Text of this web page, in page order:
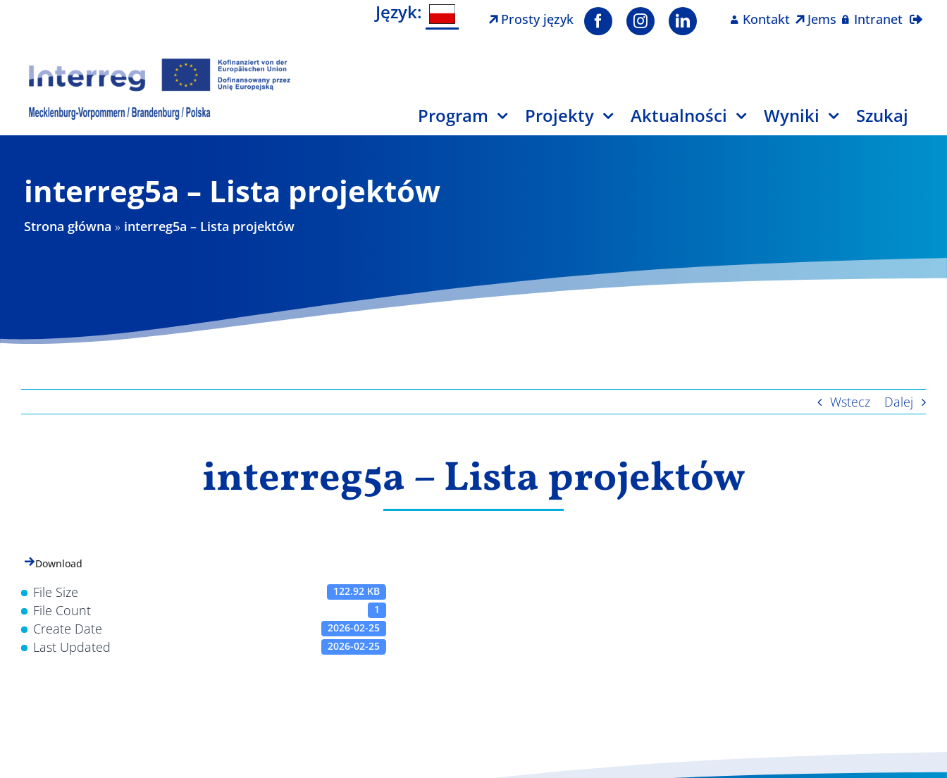
Język: Prosty język Kontakt Jems Intranet
Program Projekty Aktualności Wyniki Szukaj
interreg5a – Lista projektów
Strona główna » interreg5a – Lista projektów
Wstecz Dalej
interreg5a – Lista projektów
Download
File Size 122.92 KB
File Count 1
Create Date 2026-02-25
Last Updated 2026-02-25